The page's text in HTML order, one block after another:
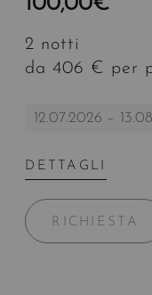
2 notti
da 406 € per
12.07.2026 –
DETTAGLI
RICHIESTA